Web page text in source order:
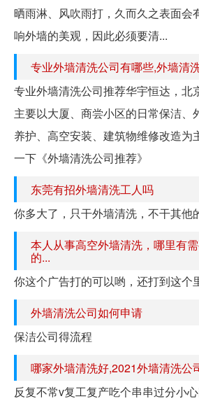
晒雨淋、风吹雨打，久而久之表面会
响外墙的美观，因此必须要清...
专业外墙清洗公司有哪些,外墙清
专业外墙清洗公司推荐华宇恒达，北
主要以大厦、商尝小区的日常保洁、
养护、高空安装、建筑物维修改造为
一下《外墙清洗公司推荐》
东莞有招外墙清洗工人吗
你多大了，只干外墙清洗，不干其他
本人从事高空外墙清洗，哪里有
的...
你这个广告打的可以哟，还打到这个
外墙清洗公司如何申请
保洁公司得流程
哪家外墙清洗好,2021外墙清洗公
反复不常v复工复产吃个串串过分小